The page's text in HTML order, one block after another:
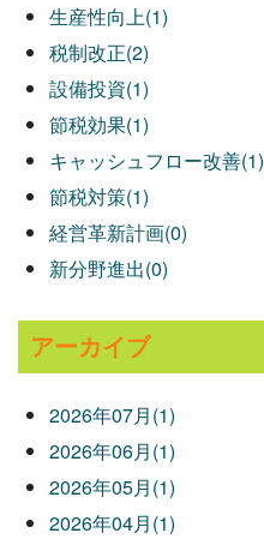
生産性向上(1)
税制改正(2)
設備投資(1)
節税効果(1)
キャッシュフロー改善(1)
節税対策(1)
経営革新計画(0)
新分野進出(0)
アーカイブ
2026年07月(1)
2026年06月(1)
2026年05月(1)
2026年04月(1)